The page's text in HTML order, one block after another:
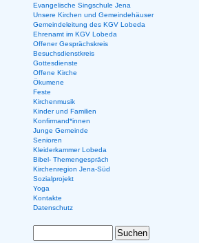
Evangelische Singschule Jena
Unsere Kirchen und Gemeindehäuser
Gemeindeleitung des KGV Lobeda
Ehrenamt im KGV Lobeda
Offener Gesprächskreis
Besuchsdienstkreis
Gottesdienste
Offene Kirche
Ökumene
Feste
Kirchenmusik
Kinder und Familien
Konfirmand*innen
Junge Gemeinde
Senioren
Kleiderkammer Lobeda
Bibel- Themengespräch
Kirchenregion Jena-Süd
Sozialprojekt
Yoga
Kontakte
Datenschutz